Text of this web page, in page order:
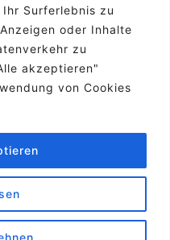
Surferlebnis zu
oder Inhalte
zu
akzeptieren"
von Cookies